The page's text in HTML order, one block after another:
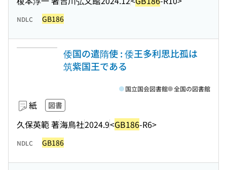
NDLC GB186
倭国の遣隋使 : 倭王多利思比孤は
筑紫国王である
紙 図書
久保英範 著海鳥社2024.9<GB186-R6>
国立国会図書館 全国の図書館
NDLC GB186